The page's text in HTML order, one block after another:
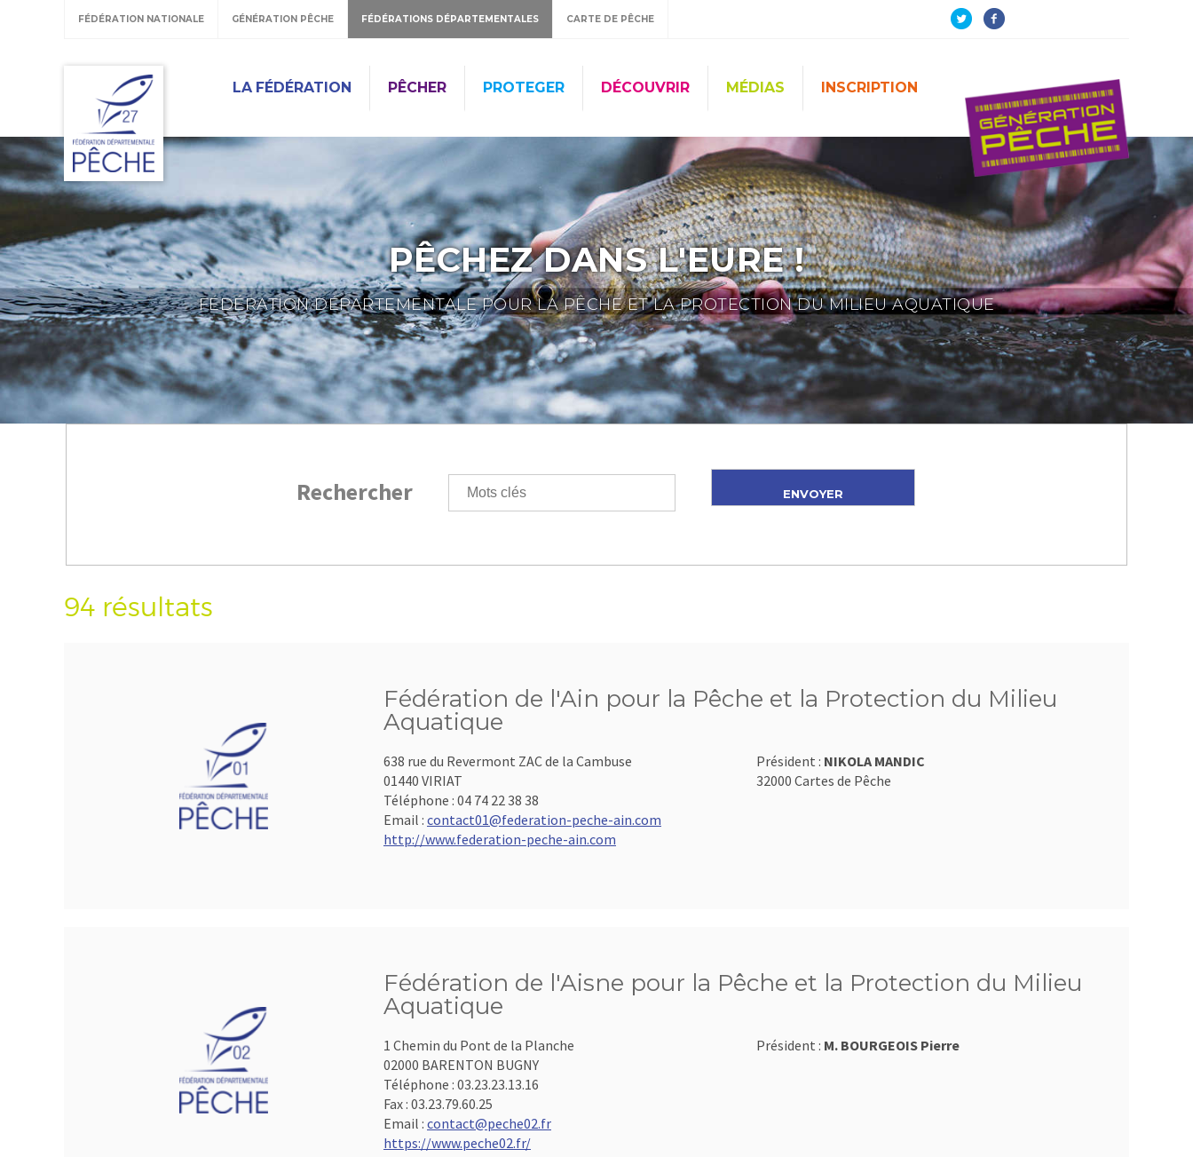
FÉDÉRATION NATIONALE GÉNÉRATION PÊCHE FÉDÉRATIONS DÉPARTEMENTALES CARTE DE PÊCHE
LA FÉDÉRATION PÊCHER PROTEGER DÉCOUVRIR MÉDIAS INSCRIPTION
PÊCHEZ DANS L'EURE !
FÉDÉRATION DÉPARTEMENTALE POUR LA PÊCHE ET LA PROTECTION DU MILIEU AQUATIQUE
Rechercher
94 résultats
Fédération de l'Ain pour la Pêche et la Protection du Milieu
Aquatique
638 rue du Revermont ZAC de la Cambuse
01440 VIRIAT
Téléphone : 04 74 22 38 38
Email : contact01@federation-peche-ain.com
http://www.federation-peche-ain.com
Président : NIKOLA MANDIC
32000 Cartes de Pêche
Fédération de l'Aisne pour la Pêche et la Protection du Milieu
Aquatique
1 Chemin du Pont de la Planche
02000 BARENTON BUGNY
Téléphone : 03.23.23.13.16
Fax : 03.23.79.60.25
Email : contact@peche02.fr
https://www.peche02.fr/
Président : M. BOURGEOIS Pierre